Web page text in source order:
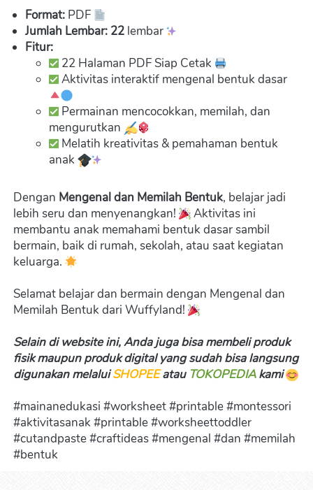
Format: PDF
Jumlah Lembar: 22 lembar
Fitur:
22 Halaman PDF Siap Cetak
Permainan mencocokkan, memilah, dan
mengurutkan
Melatih kreativitas & pemahaman bentuk
anak
Dengan Mengenal dan Memilah Bentuk, belajar jadi
lebih seru dan menyenangkan!
Aktivitas ini
membantu anak memahami bentuk dasar sambil
bermain, baik di rumah, sekolah, atau saat kegiatan
keluarga.
Selamat belajar dan bermain dengan Mengenal dan
Memilah Bentuk dari Wuffyland!
Selain di website ini, Anda juga bisa membeli produk
fisik maupun produk digital yang sudah bisa langsung
digunakan melalui SHOPEE atau TOKOPEDIA kami
#mainanedukasi #worksheet #printable #montessori
#aktivitasanak #printable #worksheettoddler
#cutandpaste #craftideas #mengenal #dan #memilah
#bentuk